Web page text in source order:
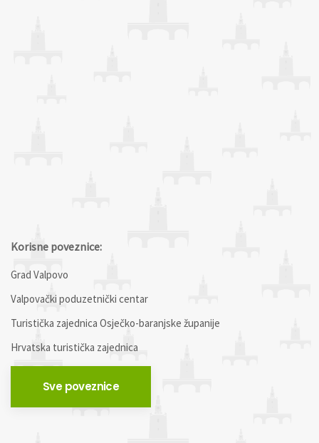
Korisne poveznice:
Grad Valpovo
Valpovački poduzetnički centar
Turistička zajednica Osječko-baranjske županije
Hrvatska turistička zajednica
Sve poveznice